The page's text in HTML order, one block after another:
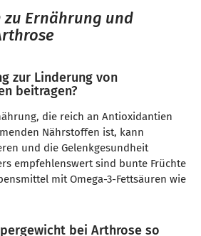
zu Ernährung und
zur Linderung von
beitragen?
die reich an Antioxidantien
Nährstoffen ist, kann
und die Gelenkgesundheit
empfehlenswert sind bunte Früchte
mit Omega-3-Fettsäuren wie
bei Arthrose so